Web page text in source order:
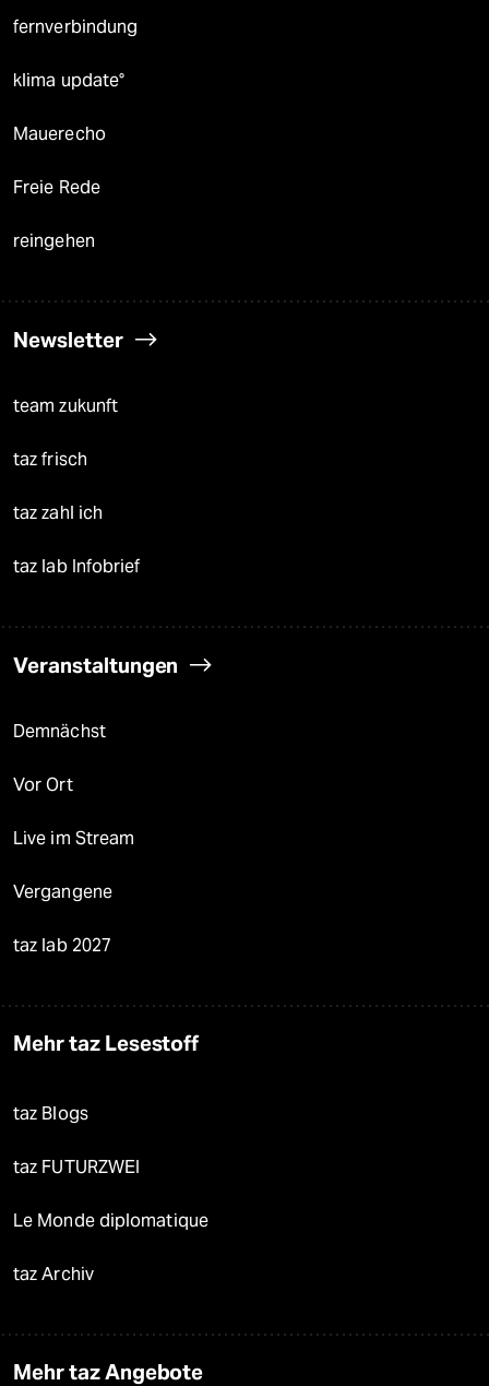
fernverbindung
klima update°
Mauerecho
Freie Rede
reingehen
Newsletter
team zukunft
taz frisch
taz zahl ich
taz lab Infobrief
Veranstaltungen
Demnächst
Vor Ort
Live im Stream
Vergangene
taz lab 2027
Mehr taz Lesestoff
taz Blogs
taz FUTURZWEI
Le Monde diplomatique
taz Archiv
Mehr taz Angebote